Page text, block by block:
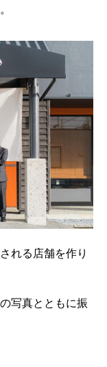
れる店舗を作り
写真とともに振